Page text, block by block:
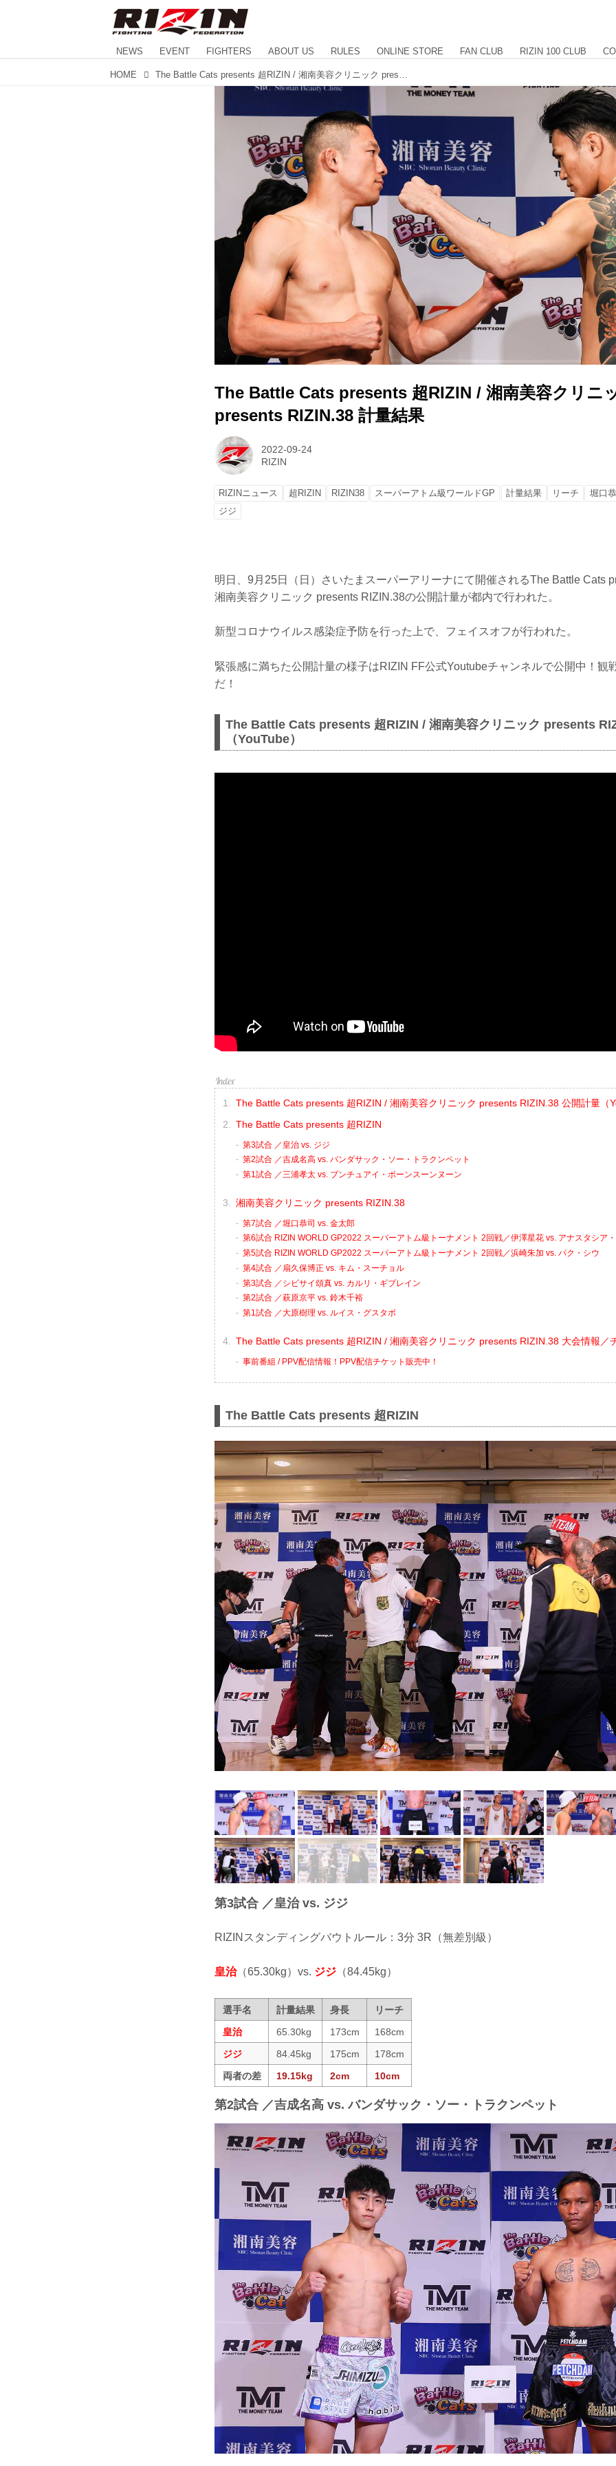
NEWS EVENT FIGHTERS ABOUT US RULES ONLINE STORE FAN CLUB RIZIN 100 CLUB
HOME
The Battle Cats presents 超RIZIN / 湘南美容クリニ
presents RIZIN.38 計量結果
2022-09-24
RIZIN
RIZINニュース 超RIZIN RIZIN38 スーパーアトム級ワールドGP 計量結果 リーチ 堀口
ジジ
明日、9月25日（日）さいたまスーパーアリーナにて開催されるThe Battle Cats
湘南美容クリニック presents RIZIN.38の公開計量が都内で行われた。
新型コロナウイルス感染症予防を行った上で、フェイスオフが行われた。
緊張感に満ちた公開計量の様子はRIZIN FF公式Youtubeチャンネルで公開中！観
だ！
The Battle Cats presents 超RIZIN / 湘南美容クリニック presents
（YouTube）
The Battle Cats presents 超RIZIN / 湘南美容クリニック presents RIZIN.38 公開計量（
The Battle Cats presents 超RIZIN
第3試合 ／皇治 vs. ジジ
第2試合 ／吉成名高 vs. バンダサック・ソー・トラクンペット
第1試合 ／三浦孝太 vs. ブンチュアイ・ポーンスーンヌーン
湘南美容クリニック presents RIZIN.38
第7試合 ／堀口恭司 vs. 金太郎
第6試合 RIZIN WORLD GP2022 スーパーアトム級トーナメント 2回戦／伊澤星花 vs. アナスタシア
第5試合 RIZIN WORLD GP2022 スーパーアトム級トーナメント 2回戦／浜崎朱加 vs. パク・シウ
第4試合 ／扇久保博正 vs. キム・スーチョル
第3試合 ／シビサイ頌真 vs. カルリ・ギブレイン
第2試合 ／萩原京平 vs. 鈴木千裕
第1試合 ／大原樹理 vs. ルイス・グスタボ
The Battle Cats presents 超RIZIN / 湘南美容クリニック presents RIZIN.38 大会情報／
事前番組 / PPV配信情報！PPV配信チケット販売中！
The Battle Cats presents 超RIZIN
第3試合 ／皇治 vs. ジジ
RIZINスタンディングバウトルール：3分 3R（無差別級）
皇治（65.30kg）vs. ジジ （84.45kg）
選手名 計量結果 身長
リーチ
皇治
65.30kg 173cm
168cm
ジジ
84.45kg 175cm
178cm
両者の差
19.15kg 2cm 10cm
第2試合 ／吉成名高 vs. バンダサック・ソー・トラクンペット